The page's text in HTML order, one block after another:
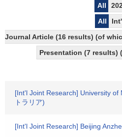
All
All
Journal Article (16 results) (of
Presentation (7 results)
[Int'l Joint Research] University of
トラリア)
[Int'l Joint Research] Beijing